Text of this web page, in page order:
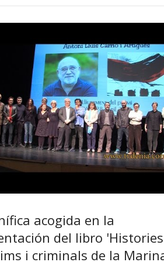
acogida en la
del libro 'Histories
i criminals de la